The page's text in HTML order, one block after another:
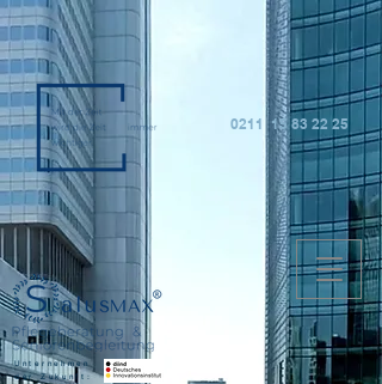
0211 15 83 22 25
Unternehmen
der Zukunft: